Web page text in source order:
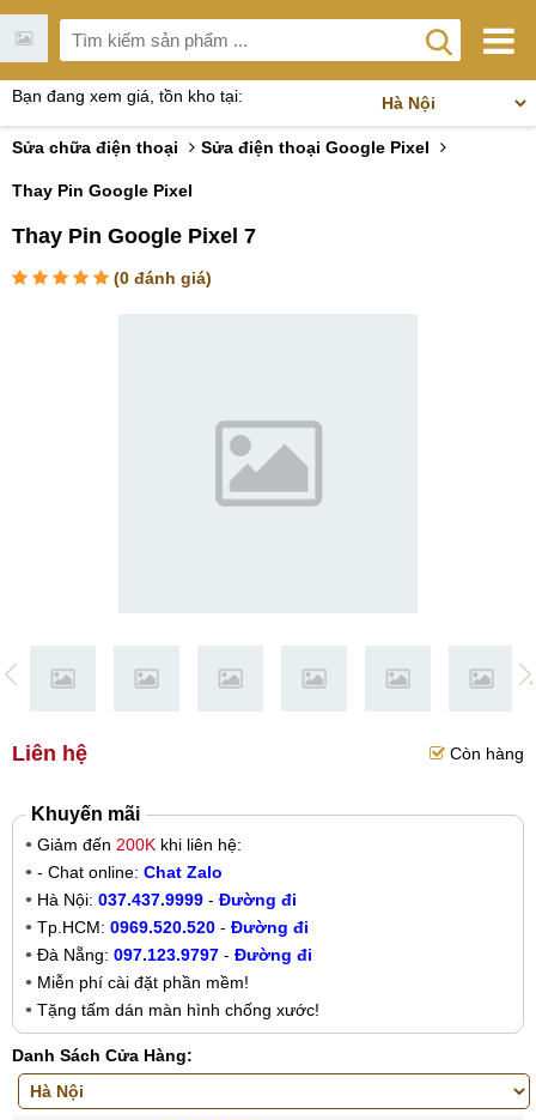
Bạn đang xem giá, tồn kho tại:
Sửa chữa điện thoại Sửa điện thoại Google Pixel
Thay Pin Google Pixel
Thay Pin Google Pixel 7
(0 đánh giá)
Liên hệ Còn hàng
Khuyến mãi
Giảm đến 200K khi liên hệ:
- Chat online: Chat Zalo
Hà Nội: 037.437.9999 - Đường đi
Tp.HCM: 0969.520.520 - Đường đi
Đà Nẵng: 097.123.9797 - Đường đi
Miễn phí cài đặt phần mềm!
Tặng tấm dán màn hình chống xước!
Danh Sách Cửa Hàng: